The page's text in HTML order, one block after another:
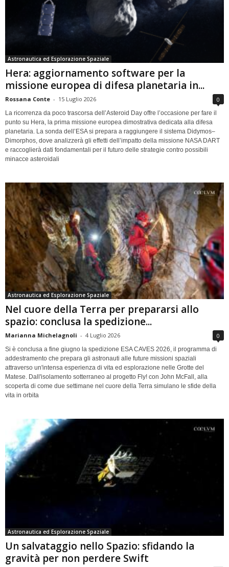
Astronautica ed Esplorazione Spaziale
Hera: aggiornamento software per la
missione europea di difesa planetaria in...
Rossana Conte - 15 Luglio 2026 0
La ricorrenza da poco trascorsa dell’Asteroid Day offre l’occasione per fare il
punto su Hera, la prima missione europea dimostrativa dedicata alla difesa
planetaria. La sonda dell’ESA si prepara a raggiungere il sistema Didymos–
Dimorphos, dove analizzerà gli effetti dell’impatto della missione NASA DART
e raccoglierà dati fondamentali per il futuro delle strategie contro possibili
minacce asteroidali
Astronautica ed Esplorazione Spaziale
Nel cuore della Terra per prepararsi allo
spazio: conclusa la spedizione...
Marianna Michelagnoli - 4 Luglio 2026 0
Si è conclusa a fine giugno la spedizione ESA CAVES 2026, il programma di
addestramento che prepara gli astronauti alle future missioni spaziali
attraverso un'intensa esperienza di vita ed esplorazione nelle Grotte del
Matese. Dall'isolamento sotterraneo al progetto Fly! con John McFall, alla
scoperta di come due settimane nel cuore della Terra simulano le sfide della
vita in orbita
Astronautica ed Esplorazione Spaziale
Un salvataggio nello Spazio: sfidando la
gravità per non perdere Swift